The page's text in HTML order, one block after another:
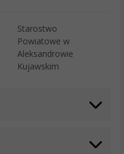
Starostwo
Powiatowe w
Aleksandrowie
Kujawskim